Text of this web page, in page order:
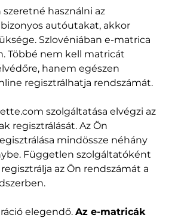
szeretné használni az
autóutakat, akkor
Szlovéniában e-matrica
Többé nem kell matricát
hanem egészen
regisztrálhatja rendszámát.
szolgáltatása elvégzi az
regisztrálását. Az Ön
mindössze néhány
Független szolgáltatóként
az Ön rendszámát a
elegendő. Az e-matricák